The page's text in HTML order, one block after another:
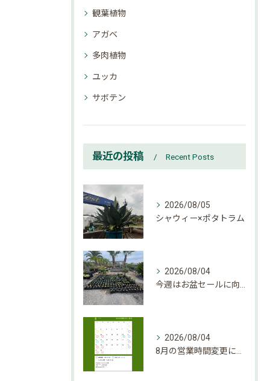
観葉植物
アガベ
多肉植物
ユッカ
サボテン
最近の投稿 Recent Posts
2026/08/05
シャウィー×ポタトラム
2026/08/04
2026/08/04